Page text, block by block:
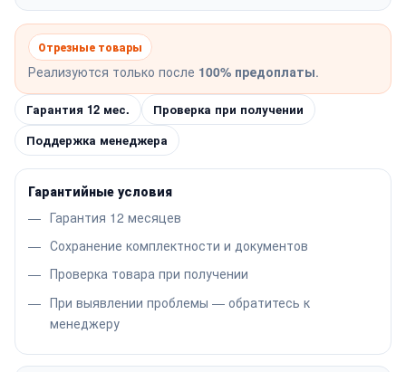
Отрезные товары
Реализуются только после 100% предоплаты.
Гарантия 12 мес.
Проверка при получении
Поддержка менеджера
Гарантийные условия
Гарантия 12 месяцев
Сохранение комплектности и документов
Проверка товара при получении
При выявлении проблемы — обратитесь к
менеджеру